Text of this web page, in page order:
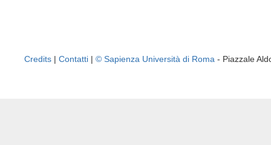
Credits | Contatti | © Sapienza Università di Roma - Piazzale